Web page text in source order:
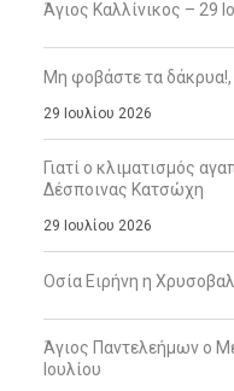
Άγιος Καλλίνικος – 29
Μη φοβάστε τα
29 Ιουλίου 2026
Γιατί ο κλιματισμός
Δέσποινας Κατσώχη
29 Ιουλίου 2026
Οσία Ειρήνη η
Άγιος Παντελεήμων ο
Ιουλίου